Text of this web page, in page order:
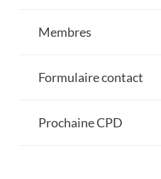
Membres
Formulaire contact
Prochaine CPD